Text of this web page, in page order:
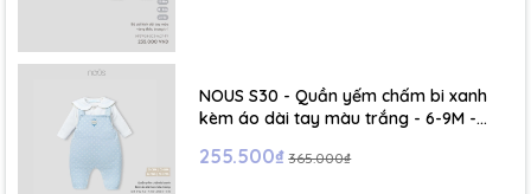
NOUS S30 - Quần yếm chấm bi xanh
kèm áo dài tay màu trắng - 6-9M -
255.500₫ 365.000₫